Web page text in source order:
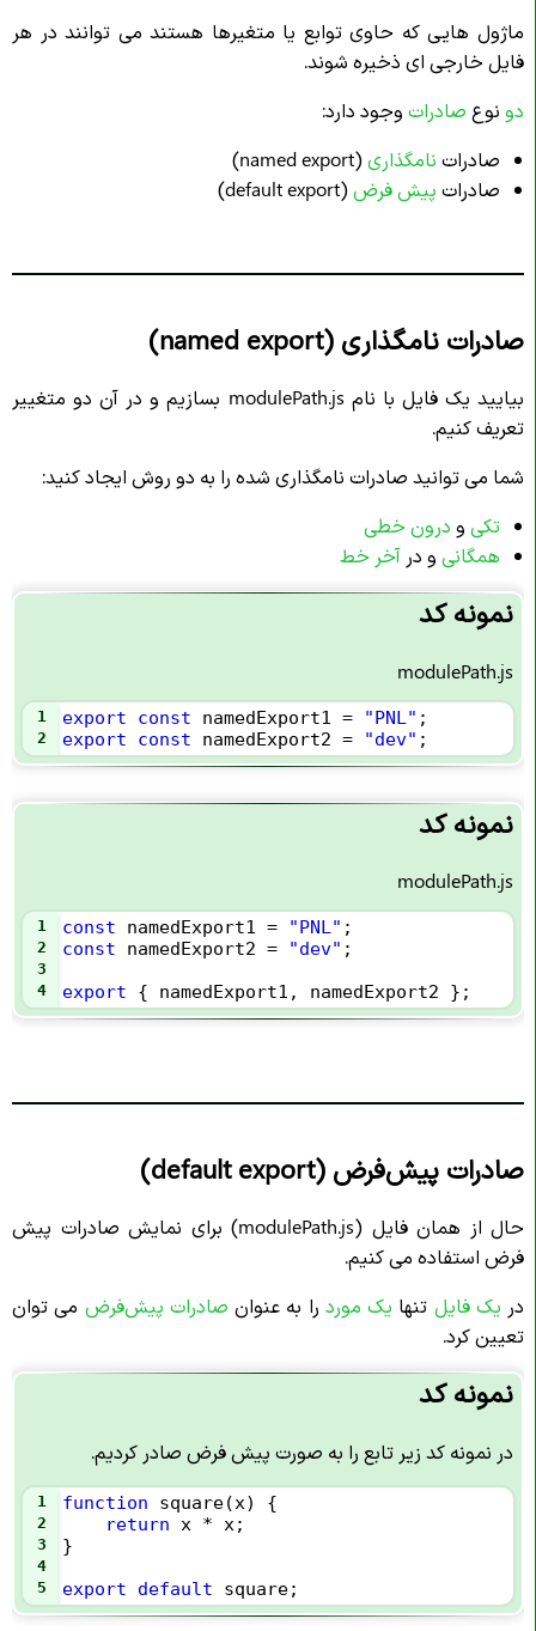
ماژول‌ هایی که حاوی توابع یا متغیرها هستند می‌ توانند در هر
فایل خارجی‌ ای ذخیره شوند.
دو نوع صادرات وجود دارد:
صادرات نامگذاری(named export)
صادرات پیش فرض (default export)
صادرات نامگذاری (named export)
بیایید یک فایل با نام modulePath.js بسازیم و در آن دو متغییر
تعریف کنیم.
شما می توانید صادرات نامگذاری شده را به دو روش ایجاد کنید:
تکی و درون خطی
همگانی و در آخر خط
نمونه کد
modulePath.js
1 export const namedExport1 = "PNL" ;
2 export const namedExport2 = "dev" ;
نمونه کد
modulePath.js
1 const namedExport1 = "PNL" ;
2 const namedExport2 = "dev" ;
3
4
export { namedExport1 , namedExport2 };
صادرات پیش‌فرض (default export)
حال از همان فایل (modulePath.js) برای نمایش صادرات پیش
فرض استفاده می کنیم.
در یک فایل تنها یک مورد را به عنوان صادرات پیش‌فرض می توان
تعیین کرد.
نمونه کد
در نمونه کد زیر تابع را به صورت پیش فرض صادر کردیم.
1 function square(x) {
2 return x * x ;
3 }
4
5
export default square;